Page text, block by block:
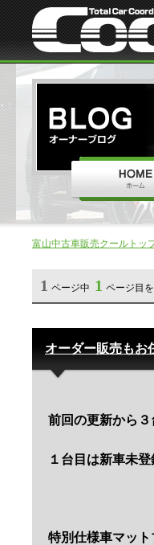
富山中古車販売クールトッ
1 ページ中 1 ページ目
オーダー販売もお
前回の更新から３
１台目は新車未
特別仕様車マット